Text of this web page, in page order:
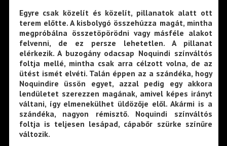
Egyre csak közelít és közelít, pillanatok alatt ott
terem előtte. A kisbolygó összehúzza magát, mintha
megpróbálna összetöpörödni vagy másféle alakot
felvenni, de ez persze lehetetlen. A pillanat
elérkezik. A buzogány odacsap Noquindi színváltós
foltja mellé, mintha csak arra célzott volna, de az
ütést ismét elvéti. Talán éppen az a szándéka, hogy
Noquindire üssön egyet, azzal pedig egy akkora
lendületet szerezzen magának, amivel képes irányt
váltani, így elmenekülhet üldözője elől. Akármi is a
szándéka, nagyon rémisztő. Noquindi színváltós
foltja is teljesen lesápad, cápabőr szürke színűre
változik.